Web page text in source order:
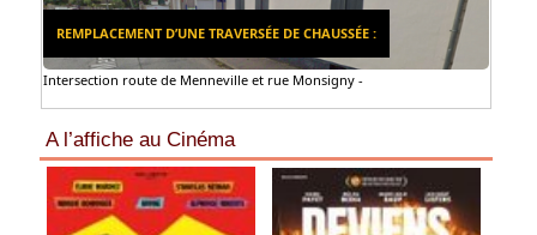
REMPLACEMENT D’UNE TRAVERSÉE DE CHAUSSÉE :
Intersection route de Menneville et rue Monsigny -
A l’affiche au Cinéma